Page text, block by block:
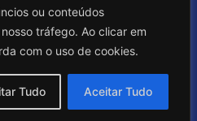
ou conteúdos
tráfego. Ao clicar em
com o uso de cookies.
Tudo Aceitar Tudo